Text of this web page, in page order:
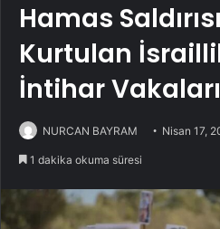
Hamas
Kurtulan
İntihar Vakaları
NURCAN BAYRAM Nisan 17,
1 dakika okuma süresi